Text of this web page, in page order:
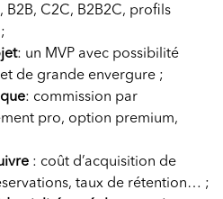
B2B, C2C, B2B2C, profils
: un MVP avec possibilité
de grande envergure ;
: commission par
pro, option premium,
: coût d’acquisition de
taux de rétention… ;